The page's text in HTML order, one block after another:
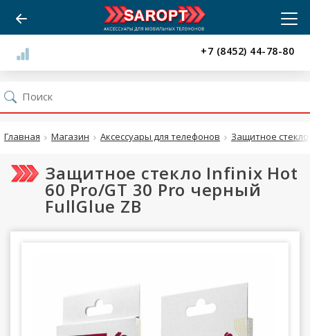
+7 (8452) 44-78-80
Главная Магазин Аксессуары для телефонов Защитное стекло
Защитное стекло Infinix Hot
60 Pro/GT 30 Pro черный
FullGlue ZB